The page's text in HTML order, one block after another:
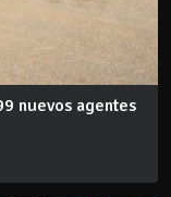
nuevos agentes